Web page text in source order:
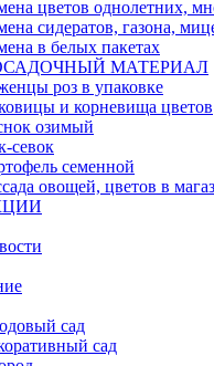
цветов однолетних,
сидератов, газона,
в белых пакетах
МАТЕРИАЛ
роз в упаковке
и корневища цветов
озимый
севок
семенной
овощей, цветов в
сад
сад